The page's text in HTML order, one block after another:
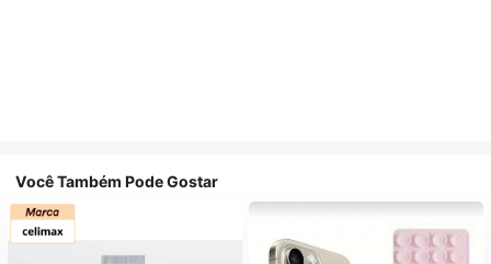
Você Também Pode Gostar